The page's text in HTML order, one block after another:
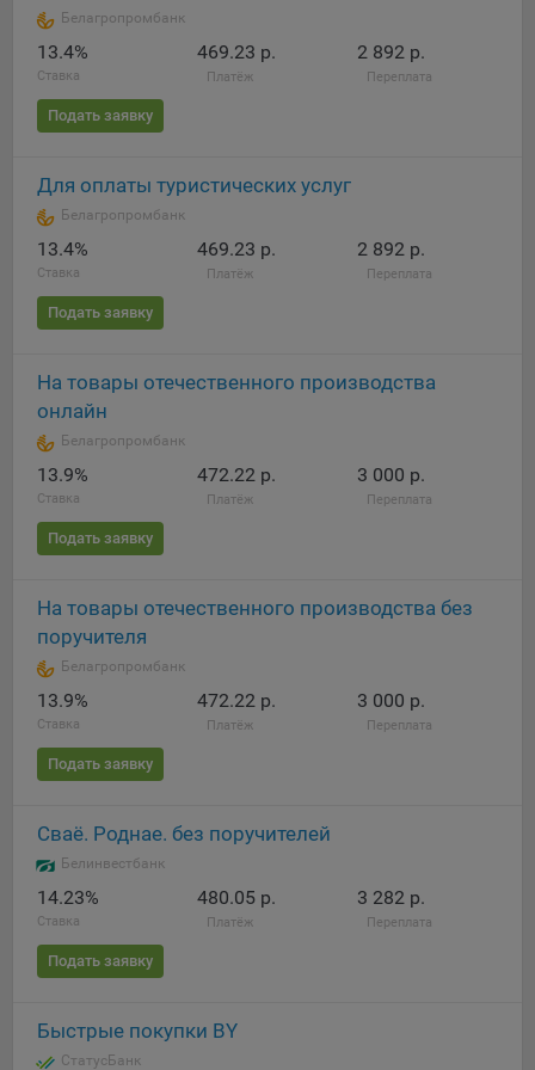
Яндекса рекламная сеть (Yandex Mobile Ads, ADFOX) -
сервис показа контекстной рекламы. Адрес: Yandex
Europe AG, Werftestrasse 4, CH-6005 Luzern, Switzerland.
Google Ads - сервис показа контекстной рекламы,
предоставляемый компанией Google Ireland Ltd, Gordon
Сохранить по умолчанию
Белагропромбанк
13.4%
Ставка
469.23 р.
Платёж
2 892 р.
Переплата
Подать заявку
Для оплаты туристических услуг
Белагропромбанк
13.4%
Ставка
469.23 р.
Платёж
2 892 р.
Переплата
Подать заявку
На товары отечественного производства
онлайн
Белагропромбанк
13.9%
Ставка
472.22 р.
Платёж
3 000 р.
Переплата
Подать заявку
На товары отечественного производства без
поручителя
Белагропромбанк
13.9%
Ставка
472.22 р.
Платёж
3 000 р.
Переплата
Подать заявку
Сваё. Роднае. без поручителей
Белинвестбанк
14.23%
Ставка
480.05 р.
Платёж
3 282 р.
Переплата
Подать заявку
Быстрые покупки BY
СтатусБанк